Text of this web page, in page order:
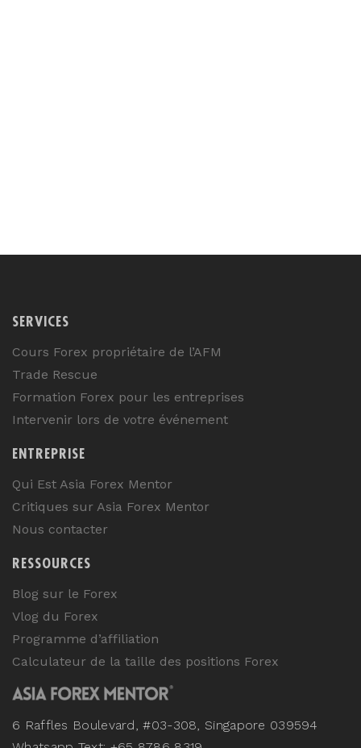
SERVICES
Cours Forex propriétaire de l’AFM
Trade Rescue
Formation Forex pour les entreprises
Intervenir lors de votre événement
ENTREPRISE
Qui Est Asia Forex Mentor
Critiques sur Asia Forex Mentor
Nous contacter
RESSOURCES
Blog sur le Forex
Vlog du Forex
Programme d’affiliation
Calculateur de la taille des positions Forex
6 Raffles Boulevard, #03-308, Singapore 039594